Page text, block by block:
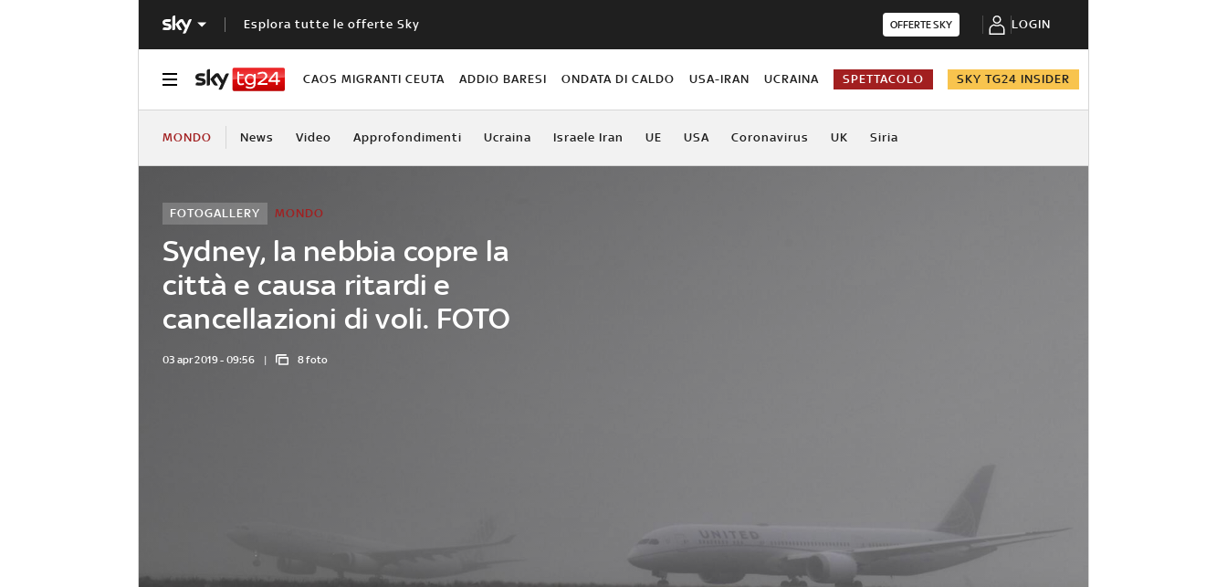
Esplora tutte le offerte Sky OFFERTE SKY LOGIN
CAOS MIGRANTI CEUTA ADDIO BARESI ONDATA DI CALDO USA-IRAN UCRAINA SPETTACOLO SKY TG24 INSIDER
MONDO News Video Approfondimenti Ucraina Israele Iran UE USA Coronavirus UK Siria
Sydney, la nebbia copre la
città e causa ritardi e
cancellazioni di voli. FOTO
MONDO
FOTOGALLERY
03 apr 2019 - 09:56 8 foto